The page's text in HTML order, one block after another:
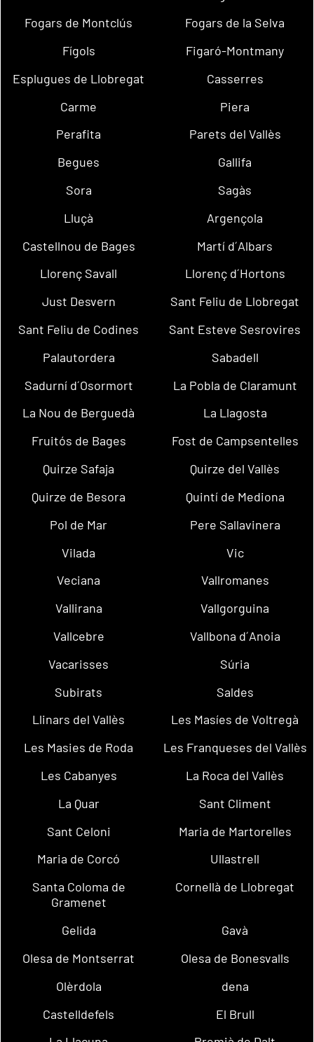
Fogars de Montclús
Fogars de la Selva
Fígols
Figaró-Montmany
Esplugues de Llobregat
Casserres
Carme
Piera
Perafita
Parets del Vallès
Begues
Gallifa
Sora
Sagàs
Lluçà
Argençola
Castellnou de Bages
Martí d´Albars
Llorenç Savall
Llorenç d´Hortons
Just Desvern
Sant Feliu de Llobregat
Sant Feliu de Codines
Sant Esteve Sesrovires
Palautordera
Sabadell
Sadurní d´Osormort
La Pobla de Claramunt
La Nou de Berguedà
La Llagosta
Fruitós de Bages
Fost de Campsentelles
Quirze Safaja
Quirze del Vallès
Quirze de Besora
Quintí de Mediona
Pol de Mar
Pere Sallavinera
Vilada
Vic
Veciana
Vallromanes
Vallirana
Vallgorguina
Vallcebre
Vallbona d´Anoia
Vacarisses
Súria
Subirats
Saldes
Llinars del Vallès
Les Masíes de Voltregà
Les Masies de Roda
Les Franqueses del Vallès
Les Cabanyes
La Roca del Vallès
La Quar
Sant Climent
Sant Celoni
Maria de Martorelles
Maria de Corcó
Ullastrell
Santa Coloma de
Gramenet
Cornellà de Llobregat
Gelida
Gavà
Olesa de Montserrat
Olesa de Bonesvalls
Olèrdola
dena
Castelldefels
El Brull